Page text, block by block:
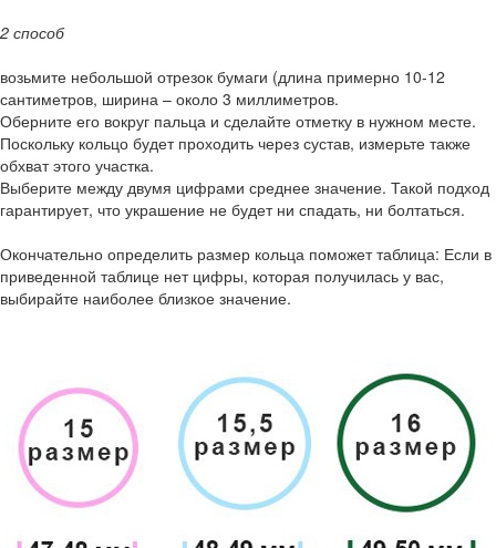
2 способ
возьмите небольшой отрезок бумаги (длина примерно 10-12
сантиметров, ширина – около 3 миллиметров.
Оберните его вокруг пальца и сделайте отметку в нужном месте.
Поскольку кольцо будет проходить через сустав, измерьте также
обхват этого участка.
Выберите между двумя цифрами среднее значение. Такой подход
гарантирует, что украшение не будет ни спадать, ни болтаться.
Окончательно определить размер кольца поможет таблица: Если в
приведенной таблице нет цифры, которая получилась у вас,
выбирайте наиболее близкое значение.